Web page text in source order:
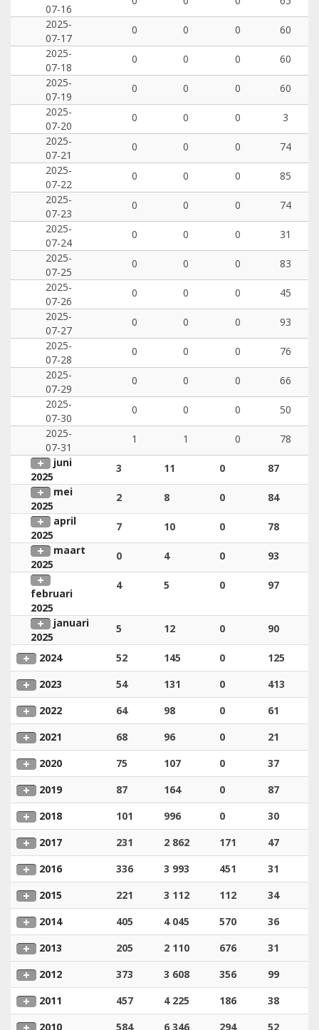
07-16
2025-
07-17
0 0 0
60
2025-
07-18
0 0 0
60
2025-
07-19
0 0 0
60
2025-
07-20
0 0 0
3
2025-
07-21
0 0 0
74
2025-
07-22
0 0 0
85
2025-
07-23
0 0 0
74
2025-
07-24
0 0 0
31
2025-
07-25
0 0 0
83
2025-
07-26
0 0 0
45
2025-
07-27
0 0 0
93
2025-
07-28
0 0 0
76
2025-
07-29
0 0 0
66
2025-
07-30
0 0 0
50
2025-
07-31
1 1 0
78
juni
2025
3 11 0
87
mei
2025
2 8 0
84
april
2025
7 10 0
78
maart
2025
0 4 0 93
februari
2025
4 5 0 97
januari
2025
5 12 0 90
2024 52 145 0
125
2023
54 131 0
413
2022
64 98 0
61
2021
68 96 0
21
2020
75 107 0
37
2019
87 164 0
87
2018
101 996 0
30
2017
231 2 862 171
47
2016
336 3 993 451
31
2015
221 3 112 112
34
2014
405 4 045 570
36
2013
205 2 110 676
31
2012
373 3 608 356
99
2011
457 4 225 186
38
2010
584 6 346 294 52